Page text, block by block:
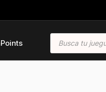
Búsqueda
productos